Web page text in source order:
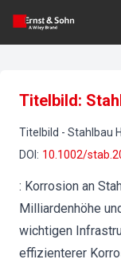
Titelbild:
Titelbild - Stahlbau
DOI : 10.1002/
: Korrosion an
Milliardenhöhe
wichtigen
effizienterer